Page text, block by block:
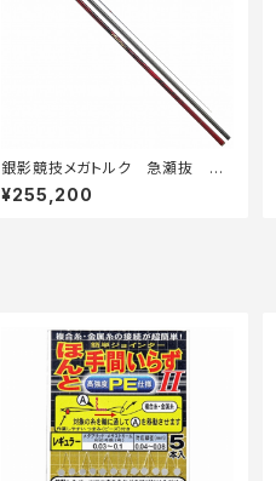
銀影競技メガトルク 急瀬抜 Ｈ
90・Ｅ
¥255,200